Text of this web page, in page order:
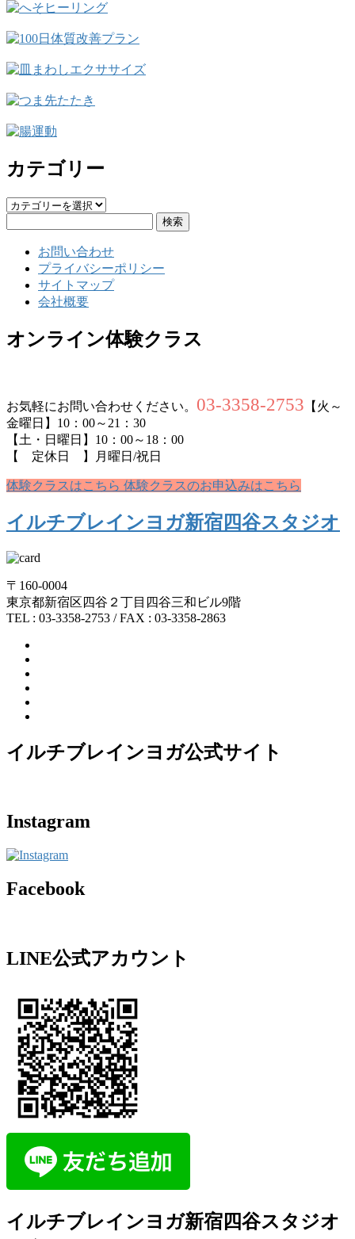
カテゴリー
カ
お問い合わせ
プライバシーポリシー
サイトマップ
会社概要
オンライン体験クラス
お気軽にお問い合わせください。 03-3358-2753 【火～
金曜日】10：00～21：30
【土・日曜日】10：00～18：00
【 定休日 】月曜日/祝日
体験クラスはこちら 体験クラスのお申込みはこちら
イルチブレインヨガ新宿四谷スタジオ
〒160-0004
東京都新宿区四谷２丁目四谷三和ビル9階
TEL : 03-3358-2753 / FAX : 03-3358-2863
イルチブレインヨガ公式サイト
Instagram
Facebook
LINE公式アカウント
イルチブレインヨガ新宿四谷スタジオ